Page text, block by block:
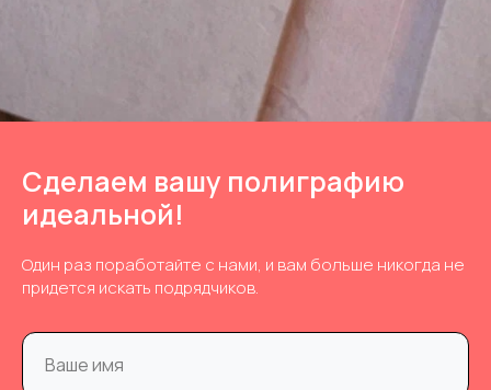
Сделаем вашу полиграфию
идеальной!
Один раз поработайте с нами, и вам больше никогда не
придется искать подрядчиков.